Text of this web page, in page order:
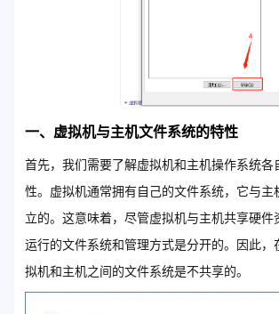
一、虚拟机与主机文件系统的特性
首先，我们需要了解虚拟机和主机操作系统各
性。虚拟机通常拥有自己的文件系统，它与主
立的。这意味着，尽管虚拟机与主机共享硬件
运行的文件系统和管理方式是分开的。因此，
拟机和主机之间的文件系统是不共享的。